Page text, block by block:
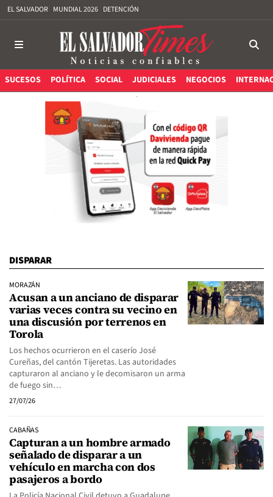
EL SALVADOR MUNDIAL 2026 DETENCIÓN
SUCESOS POLÍTICA SOCIAL JUDICIALES NEGOCIOS
DISPARAR
MORAZÁN
Acusan a un anciano de disparar
varias veces contra su vecino en
una discusión por terrenos en
Torola
Los hechos ocurrieron en el caserío José
Cureñas, del cantón Tijeretas. Las autoridades
capturaron al anciano y le decomisaron un arma
de fuego sin…
27/07/26
CABAÑAS
Capturan a un hombre armado
señalado de disparar a un
vehículo en marcha con dos
pasajeros a bordo